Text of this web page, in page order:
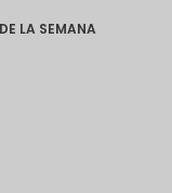
LA SEMANA